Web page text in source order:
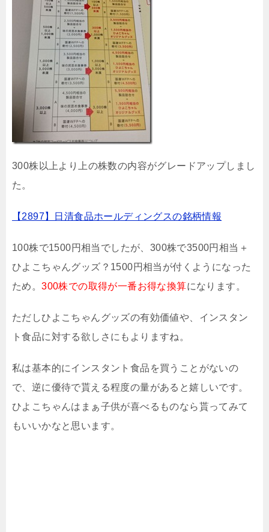
300株以上より上の株数の内容がグレードアップしまし
た。
【2897】日清食品ホールディングスの銘柄情報
100株で1500円相当でしたが、300株で3500円相当＋
ひよこちゃんグッズ？1500円相当が付くようになった
ため。300株での取得が一番お得な換算になります。
ただしひよこちゃんグッズの有効価値や、インスタン
ト食品に対する欲しさにもよりますね。
私は基本的にインスタント食品を買うことがないの
で、逆に優待で貰える程度の量があると嬉しいです。
ひよこちゃんはまぁ子供が喜べるものなら貰ってみて
もいいかなと思います。